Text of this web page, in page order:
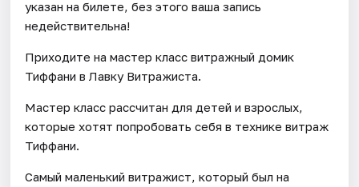
указан на билете, без этого ваша запись
недействительна!
Приходите на мастер класс витражный домик
Тиффани в Лавку Витражиста.
Мастер класс рассчитан для детей и взрослых,
которые хотят попробовать себя в технике витраж
Тиффани.
Самый маленький витражист, который был на